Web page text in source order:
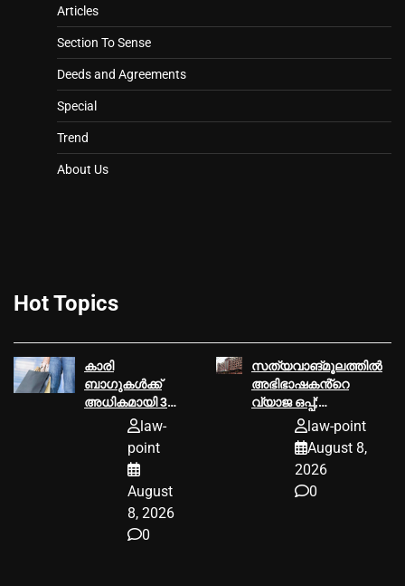
Articles
Section To Sense
Deeds and Agreements
Special
Trend
About Us
Hot Topics
കാരി
ബാഗുകൾക്ക്
അധികമായി 30
രൂപ ഈടാക്കി;
ഉപഭോക്താവിന്
26,000 രൂപ
നഷ്ടപരിഹാരം
നൽകാൻ
ഉപഭോക്തൃ
കോടതി
law-
point
August
8, 2026
0
സത്യവാങ്മൂലത്തില്‍
അഭിഭാഷകൻ്റെ
വ്യാജ ഒപ്പ്;
കൈയ്യോടെ
പിടികൂടി
ഹൈക്കോടതി
law-point
August 8,
2026
0